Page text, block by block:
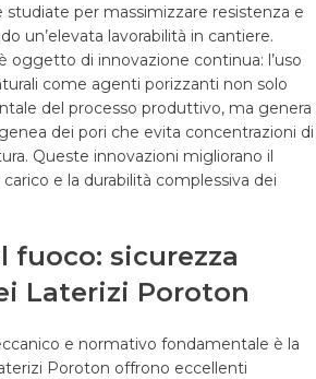
studiate per massimizzare resistenza e
un’elevata lavorabilità in cantiere.
oggetto di innovazione continua: l’uso
come agenti porizzanti non solo
del processo produttivo, ma genera
dei pori che evita concentrazioni di
Queste innovazioni migliorano il
e la durabilità complessiva dei
fuoco: sicurezza
Laterizi Poroton
e normativo fondamentale è la
Poroton offrono eccellenti